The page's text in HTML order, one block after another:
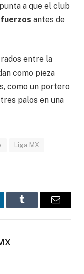
a que el club
antes de
entre la
como pieza
como un portero
palos en una
Liga MX
Tumblr
Correo